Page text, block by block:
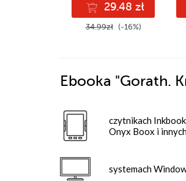
29.48 zł
34.99zł (-16%)
Ebooka "Gorath.
czytnikach
Onyx Boox i
systemach